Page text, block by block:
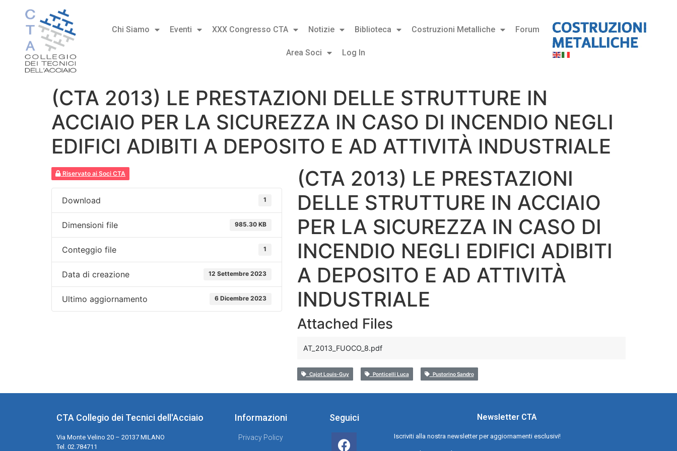
Chi Siamo Eventi XXX Congresso CTA Notizie Biblioteca Costruzioni Metalliche Forum
Area Soci Log In
(CTA 2013) LE PRESTAZIONI DELLE STRUTTURE IN
ACCIAIO PER LA SICUREZZA IN CASO DI INCENDIO NEGLI
EDIFICI ADIBITI A DEPOSITO E AD ATTIVITÀ INDUSTRIALE
Riservato ai Soci CTA
Download 1
Dimensioni file 985.30 KB
Conteggio file 1
Data di creazione 12 Settembre 2023
Ultimo aggiornamento 6 Dicembre 2023
(CTA 2013) LE PRESTAZIONI
DELLE STRUTTURE IN ACCIAIO
PER LA SICUREZZA IN CASO DI
INCENDIO NEGLI EDIFICI ADIBITI
A DEPOSITO E AD ATTIVITÀ
INDUSTRIALE
Attached Files
AT_2013_FUOCO_8.pdf
Cajot Louis-Guy Ponticelli Luca Pustorino Sandro
CTA Collegio dei Tecnici dell'Acciaio
Via Monte Velino 20 – 20137 MILANO
Tel. 02.784711
Informazioni
Privacy Policy
Seguici Newsletter CTA
Iscriviti alla nostra newsletter per aggiornamenti esclusivi!